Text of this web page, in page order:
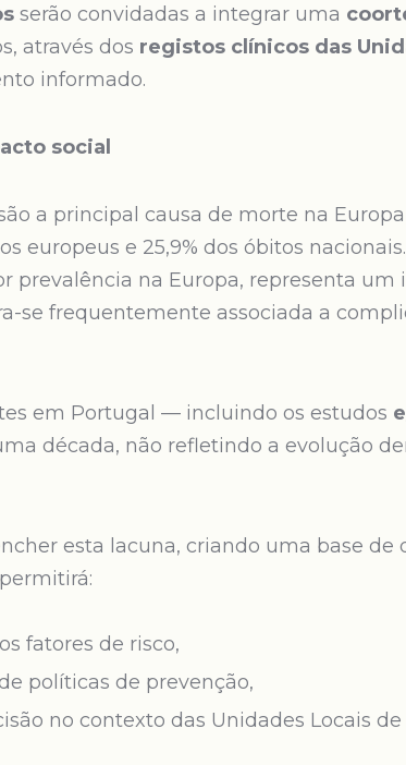
serão convidadas a integrar uma
através dos registos clínicos das
informado.
social
a principal causa de morte na
europeus e 25,9% dos óbitos
prevalência na Europa, representa
se frequentemente associada a
em Portugal — incluindo os estudos
década, não refletindo a evolução
esta lacuna, criando uma base de
fatores de risco,
políticas de prevenção,
no contexto das Unidades Locais de